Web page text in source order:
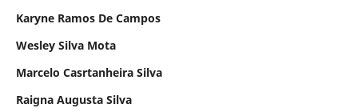
Karyne Ramos De Campos
Wesley Silva Mota
Marcelo Casrtanheira Silva
Raigna Augusta Silva